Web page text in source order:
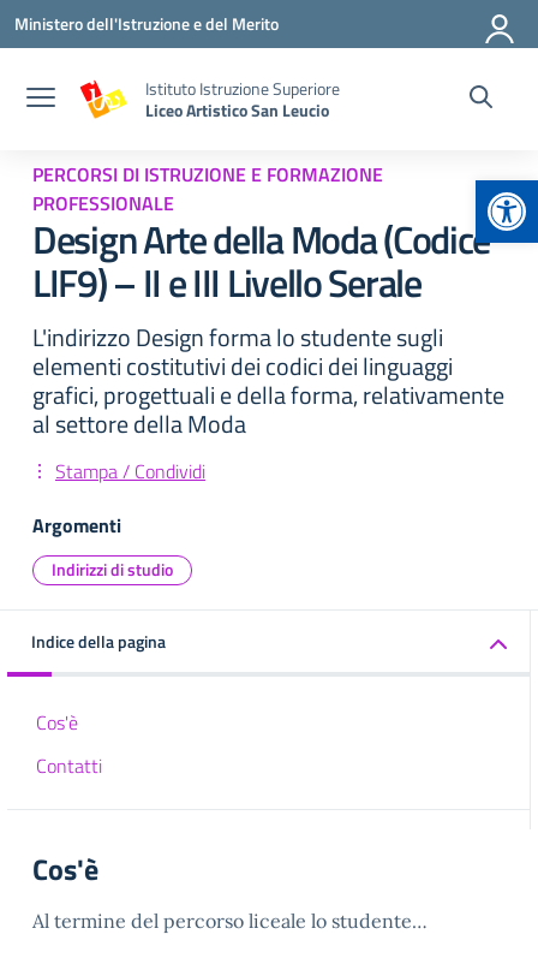
Vai ai contenuti
Vai al menu di navigazione
Vai al footer
Ministero dell'Istruzione e del Merito
Istituto Istruzione Superiore
Liceo Artistico San Leucio
PERCORSI DI ISTRUZIONE E FORMAZIONE
PROFESSIONALE
Design Arte della Moda (Codice
LIF9) – II e III Livello Serale
L'indirizzo Design forma lo studente sugli
elementi costitutivi dei codici dei linguaggi
grafici, progettuali e della forma, relativamente
al settore della Moda
Stampa / Condividi
Argomenti
Indirizzi di studio
Indice della pagina
Cos'è
Contatti
Cos'è
Al termine del percorso liceale lo studente…